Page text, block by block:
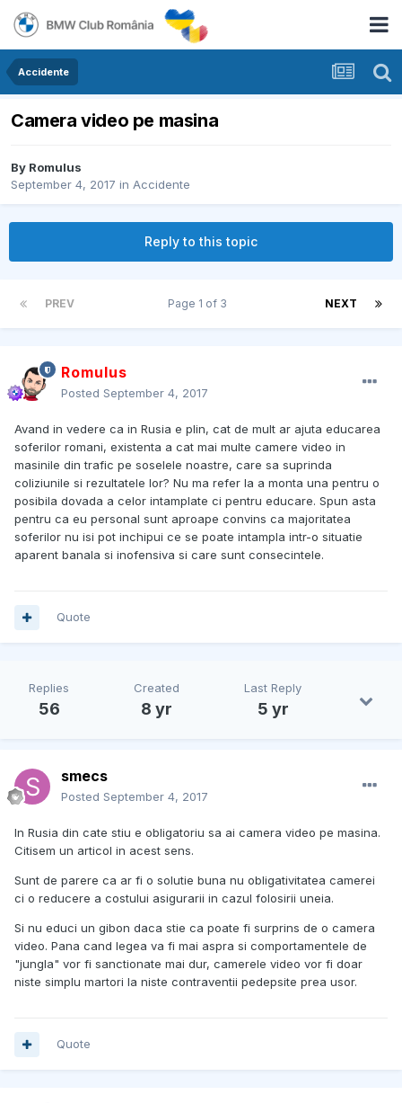
Accidente
Camera video pe masina
By Romulus
September 4, 2017 in Accidente
Reply to this topic
PREV NEXT
Page 1 of 3
Romulus
Posted September 4, 2017
Avand in vedere ca in Rusia e plin, cat de mult ar ajuta educarea
soferilor romani, existenta a cat mai multe camere video in
masinile din trafic pe soselele noastre, care sa suprinda
coliziunile si rezultatele lor? Nu ma refer la a monta una pentru o
posibila dovada a celor intamplate ci pentru educare. Spun asta
pentru ca eu personal sunt aproape convins ca majoritatea
soferilor nu isi pot inchipui ce se poate intampla intr-o situatie
aparent banala si inofensiva si care sunt consecintele.
Quote
Replies
56
Created
8 yr
Last Reply
5 yr
smecs
Posted September 4, 2017
In Rusia din cate stiu e obligatoriu sa ai camera video pe masina.
Citisem un articol in acest sens.
Sunt de parere ca ar fi o solutie buna nu obligativitatea camerei
ci o reducere a costului asigurarii in cazul folosirii uneia.
Si nu educi un gibon daca stie ca poate fi surprins de o camera
video. Pana cand legea va fi mai aspra si comportamentele de
"jungla" vor fi sanctionate mai dur, camerele video vor fi doar
niste simplu martori la niste contraventii pedepsite prea usor.
Quote